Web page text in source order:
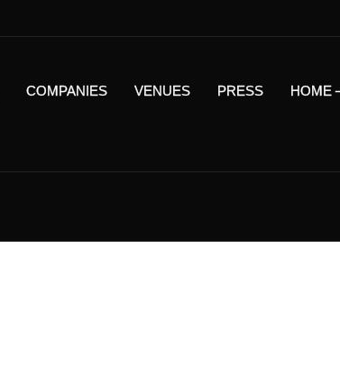
COMPANIES VENUES PRESS
HOME